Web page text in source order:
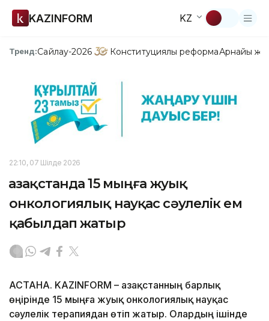
KAZINFORM KZ
Тренд:Сайлау-2026 Конституциялық реформаАрнайы
22:10, 07 Шілде 2026
Қазақстанда 15 мыңға жуық
онкологиялық науқас сәулелік ем
қабылдап жатыр
АСТАНА. KAZINFORM – Қазақстанның барлық
өңірінде 15 мыңға жуық онкологиялық науқас
сәулелік терапиядан өтіп жатыр. Олардың ішінде